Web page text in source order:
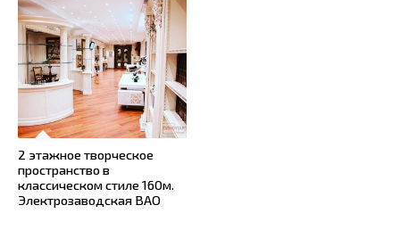
2 этажное творческое
пространство в
классическом стиле 160м.
Электрозаводская ВАО